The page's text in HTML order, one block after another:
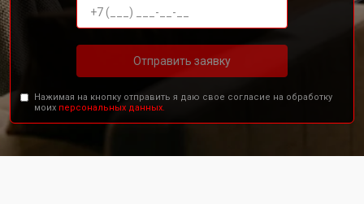
Отправить заявку
Нажимая на кнопку отправить я даю свое согласие на обработку
моих персональных данных.